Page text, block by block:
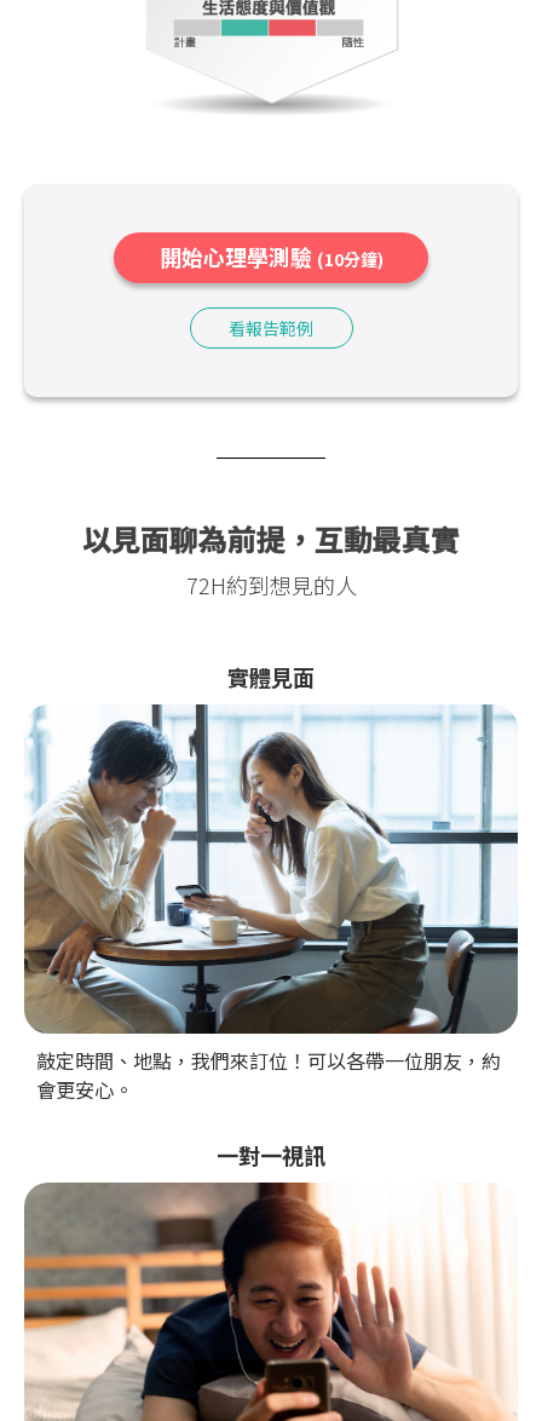
開始心理學測驗 (10分鐘)
看報告範例
以見面聊為前提，互動最真實
72H約到想見的人
實體見面
敲定時間、地點，我們來訂位！可以各帶一位朋友，約
會更安心。
一對一視訊